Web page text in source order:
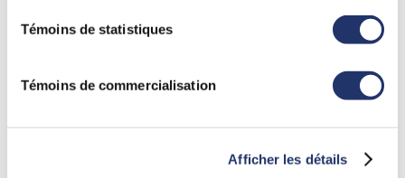
».
Témoins de statistiques
Témoins de commercialisation
Afficher les détails
Répondre aux besoins des investisseurs
Demeurer investi dans le marché, réduire au
répondre aux besoins des investisseurs. Le régime